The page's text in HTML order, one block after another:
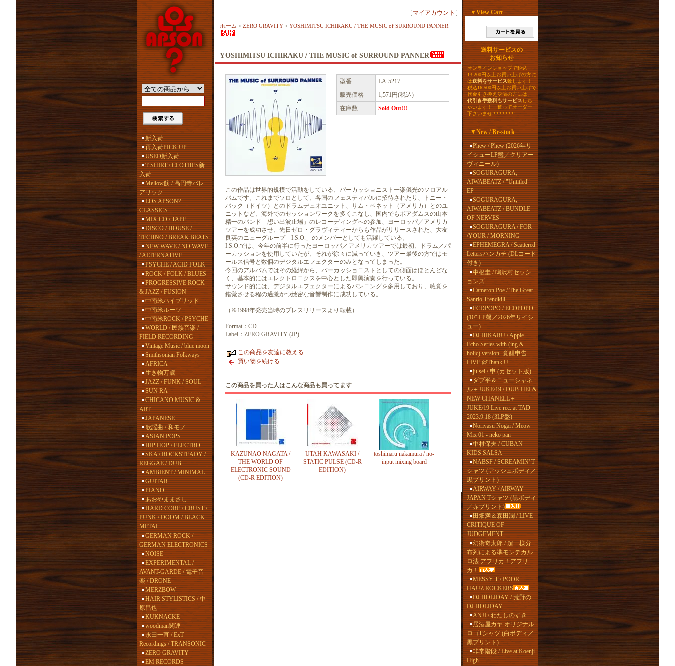
新入荷
再入荷PICK UP
USED新入荷
T-SHIRT / CLOTHES新
入荷
Mellow筋 / 高円寺バレ
アリック
LOS APSON?
CLASSICS
MIX CD / TAPE
DISCO / HOUSE /
TECHNO / BREAK BEATS
NEW WAVE / NO WAVE
/ ALTERNATIVE
PSYCHE / ACID FOLK
ROCK / FOLK / BLUES
PROGRESSIVE ROCK
& JAZZ / FUSION
中南米ハイブリッド
中南米ルーツ
中南米ROCK / PSYCHE
WORLD / 民族音楽 /
FIELD RECORDING
Vintage Music / blue moon
Smithsonian Folkways
AFRICA
生き物万歳
JAZZ / FUNK / SOUL
SUN RA
CHICANO MUSIC &
ART
JAPANESE
歌謡曲 / 和モノ
ASIAN POPS
HIP HOP / ELECTRO
SKA / ROCKSTEADY /
REGGAE / DUB
AMBIENT / MINIMAL
GUITAR
PIANO
あおやままさし
HARD CORE / CRUST /
PUNK / DOOM / BLACK
METAL
GERMAN ROCK /
GERMAN ELECTRONICS
NOISE
EXPERIMENTAL /
AVANT-GARDE / 電子音
楽 / DRONE
MERZBOW
HAIR STYLISTICS / 中
原昌也
KUKNACKE
woodman関連
永田一直 / ExT
Recordings / TRANSONIC
ZERO GRAVITY
EM RECORDS
［ マイアカウント ］
ホーム > ZERO GRAVITY > YOSHIMITSU ICHIRAKU / THE MUSIC of SURROUND PANNER
YOSHIMITSU ICHIRAKU / THE MUSIC of SURROUND PANNER
型番
LA-5217
販売価格
1,571円(税込)
在庫数
Sold Out!!!
この作品は世界的規模で活動をしている、パーカッショニスト一楽儀光のソロアル
バムです。これまでソロとして、各国のフェスティバルに招待されたり、トニー・
バック（ドイツ）とのドラムデュオユニット、サム・ベネット（アメリカ）とのユ
ニットなど、海外でのセッションワークを多くこなし、国内でもボアダムスの山本
精一のバンド「想い出波止場」のレコーディングへの参加、ヨーロッパ／アメリカ
ツアーを成功させ、先日ゼロ・グラヴィティーからも作品がリリースされた、大友
良英のニューグループ「I.S.O.」のメンバーとしても活躍している。
I.S.O.では、今年の前半に行ったヨーロッパ／アメリカツアーでは最初、ドラム／パ
ーカッションを使用していたが、それが徐々に減っていき、ツアー最後の方ではモ
ールス信号と数個のデジタルエフェクターのみとなってしまった。
今回のアルバムではその経緯から、パーカッショニストとしての側面はほとんどな
く、基本的にはエレクトロニクスを中心とした即興演奏を行っている。
サウンド的には、デジタルエフェクターによるパンニングを多用しており、聴覚を
錯覚させる程の過激かつ緻密な音響制作に成功している。
（※1998年発売当時のプレスリリースより転載）
Format：CD
Label：ZERO GRAVITY (JP)
この商品を友達に教える
買い物を続ける
この商品を買った人はこんな商品も買ってます
KAZUNAO NAGATA /
THE WORLD OF
ELECTRONIC SOUND
(CD-R EDITION)
UTAH KAWASAKI /
STATIC PULSE (CD-R
EDITION)
toshimaru nakamura / no-
input mixing board
▼View Cart
送料サービスの
お知らせ
オンラインショップで税込
13,200円以上お買い上げの方に
は送料をサービス致します！
税込16,500円以上お買い上げで
代金引き換え決済の方には、
代引き手数料もサービスしち
ゃいます！ 奮ってオーダー
下さいませ!!!!!!!!!!!!!!!
▼New / Re-stock
Phew / Phew (2026年リ
イシューLP盤／クリアー
ヴィニール)
SOGURAGURA,
AIWABEATZ / "Untitled"
EP
SOGURAGURA,
AIWABEATZ / BUNDLE
OF NERVES
SOGURAGURA / FOR
/YOUR / MORNING
EPHEMEGRA / Scattered
Lettersハンカチ (DLコード
付き)
中根圭 / 鳴沢村セッシ
ョンズ
Cameron Poe / The Great
Sanrio Trendkill
ECDPOPO / ECDPOPO
(10" LP盤／2026年リイシ
ュー)
DJ HIKARU / Apple
Echo Series with (ing &
holic) version -覚醒申告- -
LIVE @Thank U-
ju sei / 申 (カセット版)
ダブ平＆ニューシャネ
ル＋JUKE/19 / DUB-HEI &
NEW CHANELL＋
JUKE/19 Live rec. at TAD
2023.9.18 (3LP盤)
Noriyasu Nogai / Meow
Mix 01 - neko pan
中村保夫 / CUBAN
KIDS SALSA
NABSF / SCREAMIN' T
シャツ (アッシュボディ／
黒プリント)
AIRWAY / AIRWAY
JAPAN Tシャツ (黒ボディ
／赤プリント)
田畑満＆森田潤 / LIVE
CRITIQUE OF
JUDGEMENT
幻衛奇太郎 / 超一様分
布列による準モンテカル
ロ法 アフリカ！アフリ
カ！
MESSY T / POOR
HAUZ ROCKERS
DJ HOLIDAY / 荒野の
DJ HOLIDAY
ANJI / わたしのすき
居酒屋カヤ オリジナル
ロゴTシャツ (白ボディ／
黒プリント)
非常階段 / Live at Koenji
High